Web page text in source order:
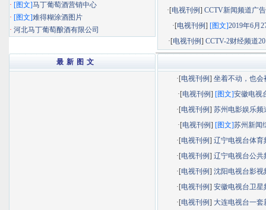
·[电视刊例]CCTV新闻频道广
·[电视刊例] [图文]2019年6月
·[电视刊例] CCTV-2财经频道
· [图文]马丁葡萄酒营销中心
· [图文]难得糊涂酒图片
· 河北马丁葡萄酿酒有限公司
·[电视刊例]坐着不动，也会
·[电视刊例] [图文]安徽电视
·[电视刊例]苏州电影娱乐频
·[电视刊例] [图文]苏州新闻
·[电视刊例]辽宁电视台体育
·[电视刊例]辽宁电视台公共
·[电视刊例]沈阳电视台影视
·[电视刊例]安徽电视台卫星
·[电视刊例] 大连电视台一套
最 新 图 文